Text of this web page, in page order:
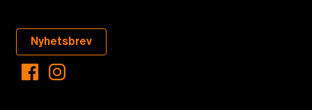
Nyhetsbrev